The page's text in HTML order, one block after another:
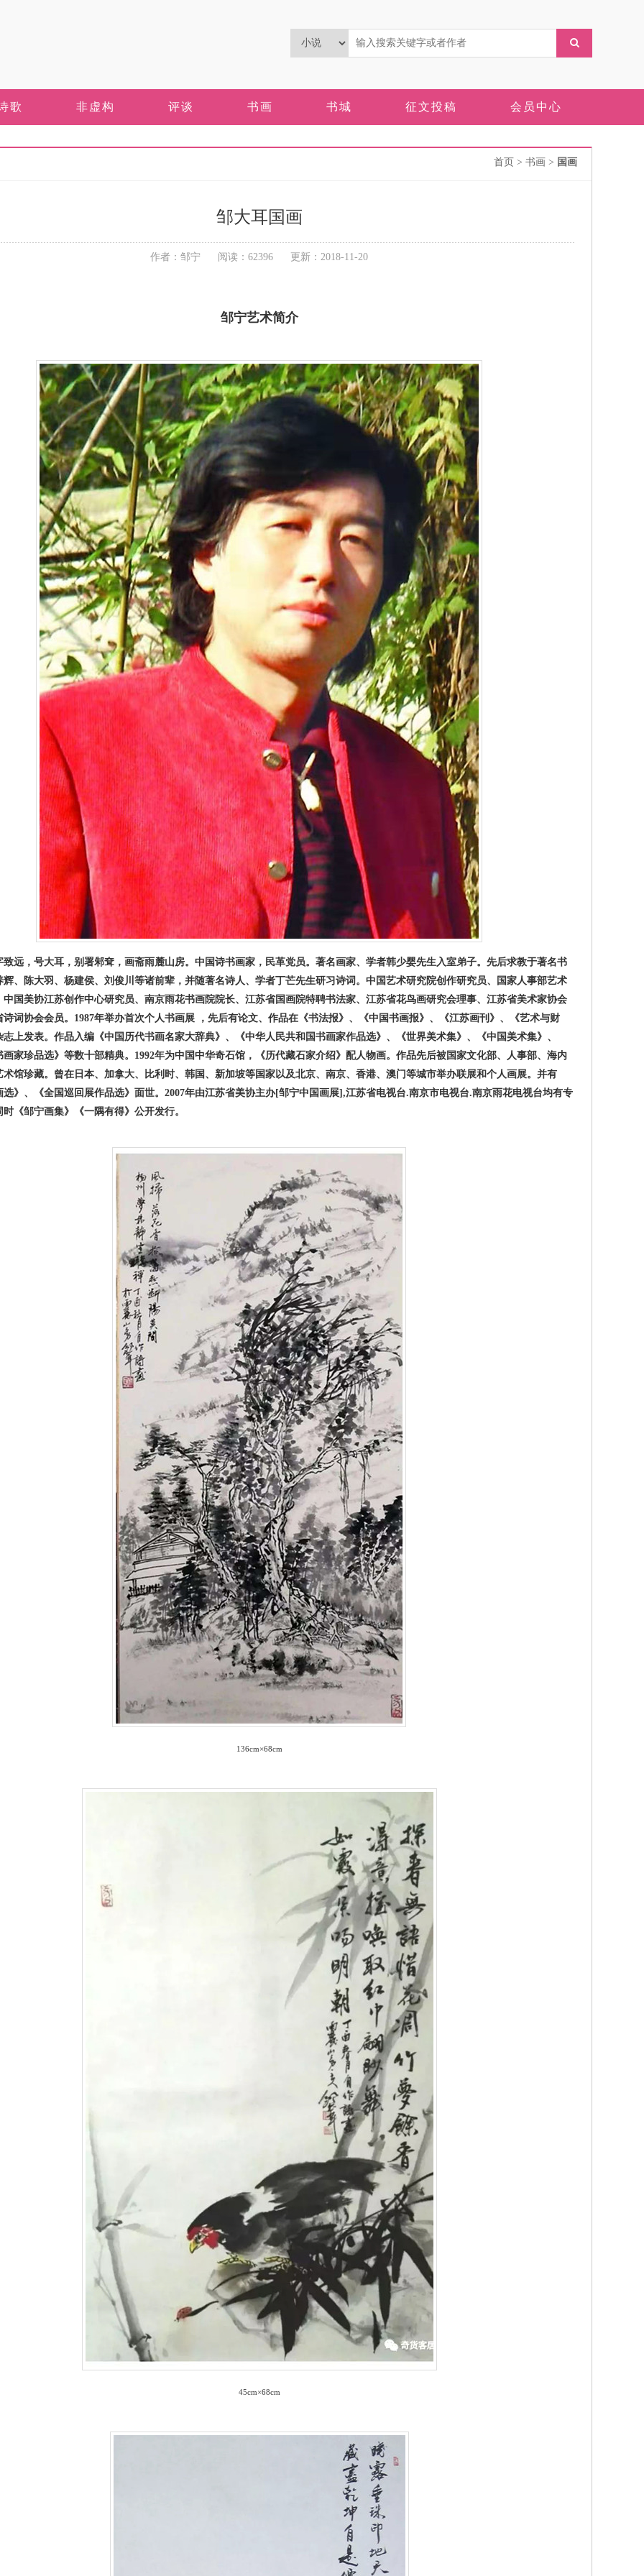
歌 非虚构 评谈 书画 书城 征文投稿 会员中心
首页 > 书画 > 国画
邹大耳国画
作者：邹宁 阅读：62396 更新：2018-11-20
邹宁艺术简介
，号大耳，别署邾耷，画斋雨麓山房。中国诗书画家，民革党员。著名画家、学者韩少婴先生入室弟子。先后求教于著名书
辉、陈大羽、杨建侯、刘俊川等诸前辈，并随著名诗人、学者丁芒先生研习诗词。中国艺术研究院创作研究员、国家人事部艺术
中国美协江苏创作中心研究员、南京雨花书画院院长、江苏省国画院特聘书法家、江苏省花鸟画研究会理事、江苏省美术家协会
诗词协会会员。1987年举办首次个人书画展 ，先后有论文、作品在《书法报》、《中国书画报》、《江苏画刊》、《艺术与财
志上发表。作品入编《中国历代书画名家大辞典》、《中华人民共和国书画家作品选》、《世界美术集》、《中国美术集》、
画家珍品选》等数十部精典。1992年为中国中华奇石馆，《历代藏石家介绍》配人物画。作品先后被国家文化部、人事部、海内
术馆珍藏。曾在日本、加拿大、比利时、韩国、新加坡等国家以及北京、南京、香港、澳门等城市举办联展和个人画展。并有
选》、《全国巡回展作品选》面世。2007年由江苏省美协主办[邹宁中国画展],江苏省电视台.南京市电视台.南京雨花电视台均有专
《邹宁画集》《一隅有得》公开发行。
136cm×68cm
45cm×68cm